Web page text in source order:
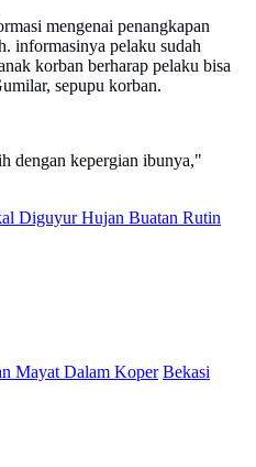
mengenai penangkapan
informasinya pelaku sudah
korban berharap pelaku bisa
sepupu korban.
dengan kepergian ibunya,"
Diguyur Hujan Buatan Rutin
Mayat Dalam Koper Bekasi